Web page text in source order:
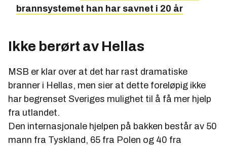
brannsystemet han har savnet i 20 år
Ikke berørt av Hellas
MSB er klar over at det har rast dramatiske
branner i Hellas, men sier at dette foreløpig ikke
har begrenset Sveriges mulighet til å få mer hjelp
fra utlandet.
Den internasjonale hjelpen på bakken består av 50
mann fra Tyskland, 65 fra Polen og 40 fra